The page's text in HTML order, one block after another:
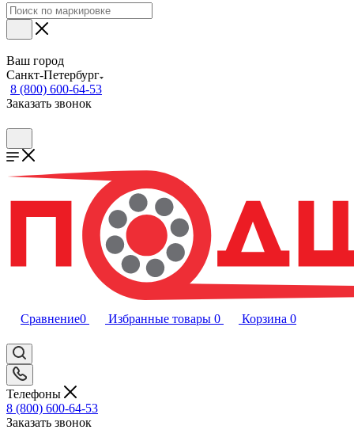
Ваш город
Санкт-Петербург
8 (800) 600-64-53
Заказать звонок
Сравнение0 Избранные товары 0 Корзина 0
Телефоны
8 (800) 600-64-53
Заказать звонок